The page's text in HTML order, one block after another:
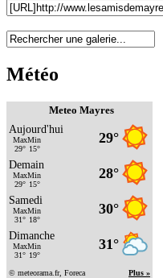
Météo
Meteo Mayres